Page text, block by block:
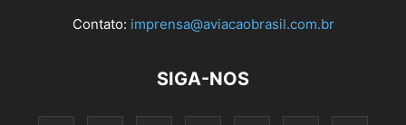
Contato: imprensa@aviacaobrasil.com.br
SIGA-NOS